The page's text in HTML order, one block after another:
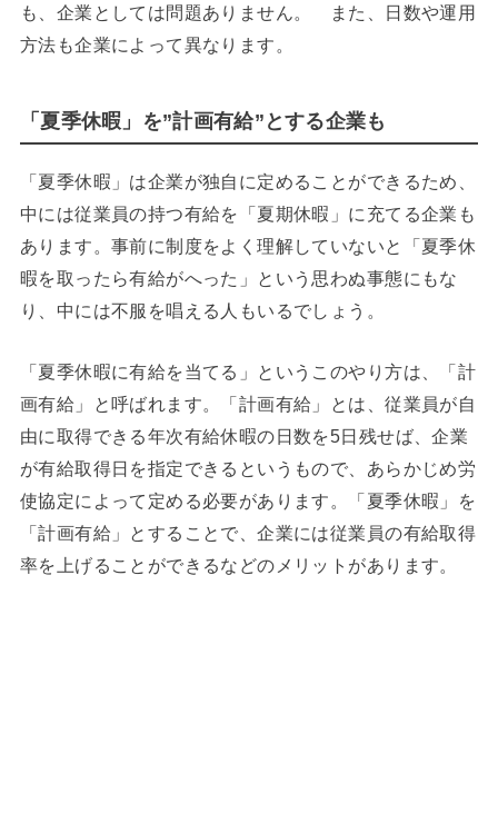
も、企業としては問題ありません。 また、日数や運用
方法も企業によって異なります。
「夏季休暇」を”計画有給”とする企業も
「夏季休暇」は企業が独自に定めることができるため、
中には従業員の持つ有給を「夏期休暇」に充てる企業も
あります。事前に制度をよく理解していないと「夏季休
暇を取ったら有給がへった」という思わぬ事態にもな
り、中には不服を唱える人もいるでしょう。
「夏季休暇に有給を当てる」というこのやり方は、「計
画有給」と呼ばれます。「計画有給」とは、従業員が自
由に取得できる年次有給休暇の日数を5日残せば、企業
が有給取得日を指定できるというもので、あらかじめ労
使協定によって定める必要があります。「夏季休暇」を
「計画有給」とすることで、企業には従業員の有給取得
率を上げることができるなどのメリットがあります。